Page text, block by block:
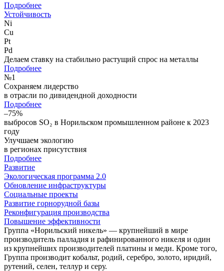
Подробнее
Устойчивость
Ni
Cu
Pt
Pd
Делаем ставку на стабильно растущий спрос на металлы
Подробнее
№1
Сохраняем лидерство
в отрасли по дивидендной доходности
Подробнее
–75%
выбросов SO₂ в Норильском промышленном районе к 2023
году
Улучшаем экологию
в регионах присутствия
Подробнее
Развитие
Экологическая программа 2.0
Обновление инфраструктуры
Социальные проекты
Развитие горнорудной базы
Реконфигурация производства
Повышение эффективности
Группа «Норильский никель» — крупнейший в мире
производитель палладия и рафинированного никеля и один
из крупнейших производителей платины и меди. Кроме того,
Группа производит кобальт, родий, серебро, золото, иридий,
рутений, селен, теллур и серу.